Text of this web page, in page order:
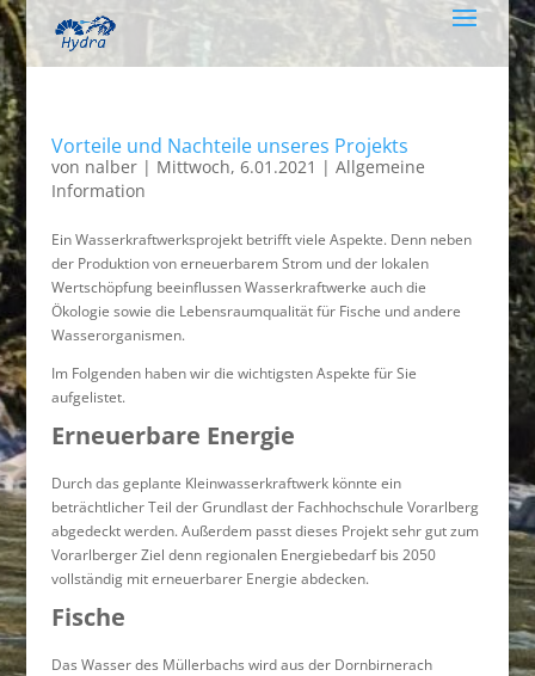
Vorteile und Nachteile unseres Projekts
von nalber| Mittwoch, 6.01.2021 | Allgemeine
Information
Ein Wasserkraftwerksprojekt betrifft viele Aspekte. Denn neben
der Produktion von erneuerbarem Strom und der lokalen
Wertschöpfung beeinflussen Wasserkraftwerke auch die
Ökologie sowie die Lebensraumqualität für Fische und andere
Wasserorganismen.
Im Folgenden haben wir die wichtigsten Aspekte für Sie
aufgelistet.
Erneuerbare Energie
Durch das geplante Kleinwasserkraftwerk könnte ein
beträchtlicher Teil der Grundlast der Fachhochschule Vorarlberg
abgedeckt werden. Außerdem passt dieses Projekt sehr gut zum
Vorarlberger Ziel denn regionalen Energiebedarf bis 2050
vollständig mit erneuerbarer Energie abdecken.
Fische
Das Wasser des Müllerbachs wird aus der Dornbirnerach